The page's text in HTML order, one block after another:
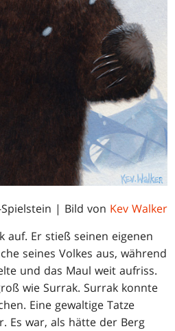
| Bild von Kev Walker
auf. Er stieß seinen eigenen
seines Volkes aus, während
und das Maul weit aufriss.
wie Surrak. Surrak konnte
Eine gewaltige Tatze
Es war, als hätte der Berg